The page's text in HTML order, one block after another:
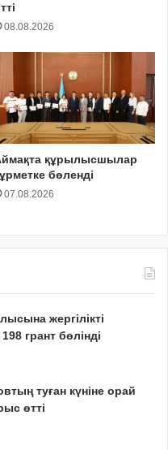
08.08.2026
құрылысшылар
бөленді
07.08.2026
жергілікті
грант бөлінді
туған күніне орай
өтті